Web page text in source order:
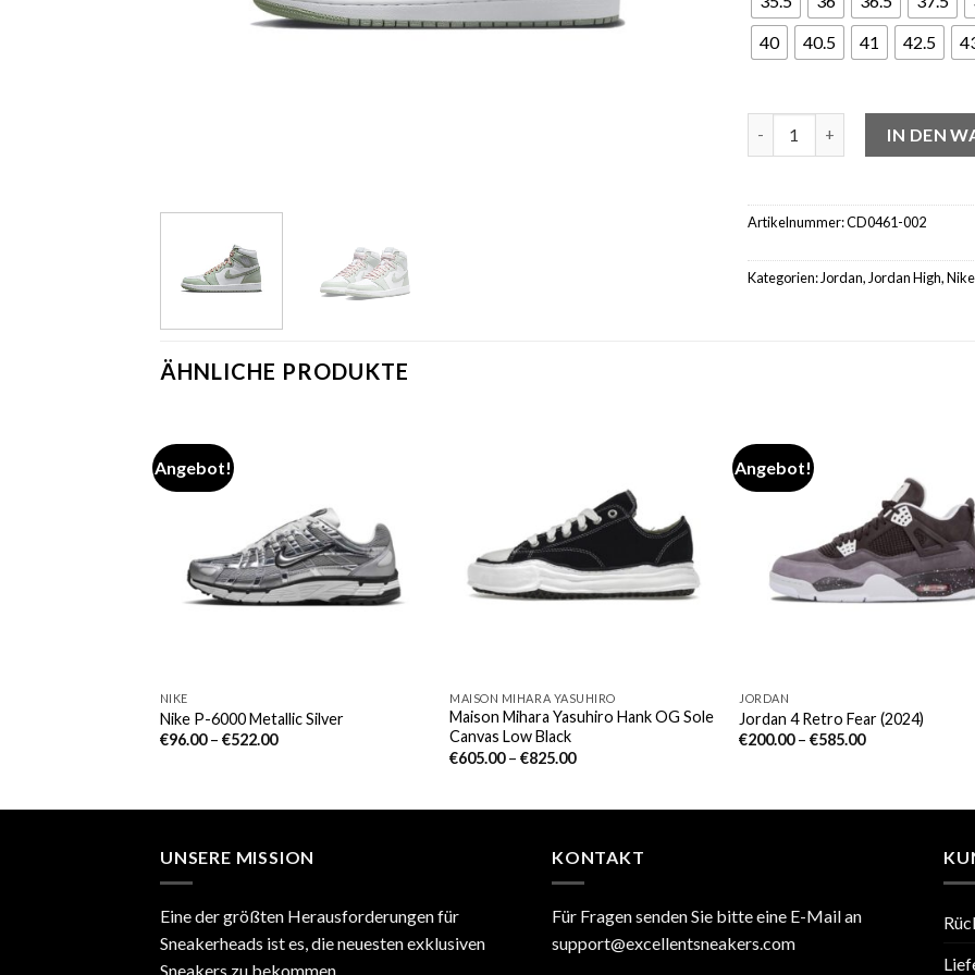
40
40.5 41 42.5
IN DEN
Artikelnummer:CD0461-002
Kategorien: Jordan, Jordan High,Nike
ÄHNLICHE PRODUKTE
Angebot!
NIKE
Nike P-6000 Metallic Silver
€96.00– €522.00
MAISON MIHARA YASUHIRO
Maison Mihara Yasuhiro Hank OG Sole
Canvas Low Black
€605.00–€825.00
Angebot!
JORDAN
Jordan 4 Retro Fear (2024)
€200.00–€585.00
UNSERE MISSION
Eine der größten Herausforderungen für
Sneakerheads ist es, die neuesten exklusiven
Sneakers zu bekommen.
KONTAKT
Für Fragen senden Sie bitte eine E-Mail an
support@excellentsneakers.com